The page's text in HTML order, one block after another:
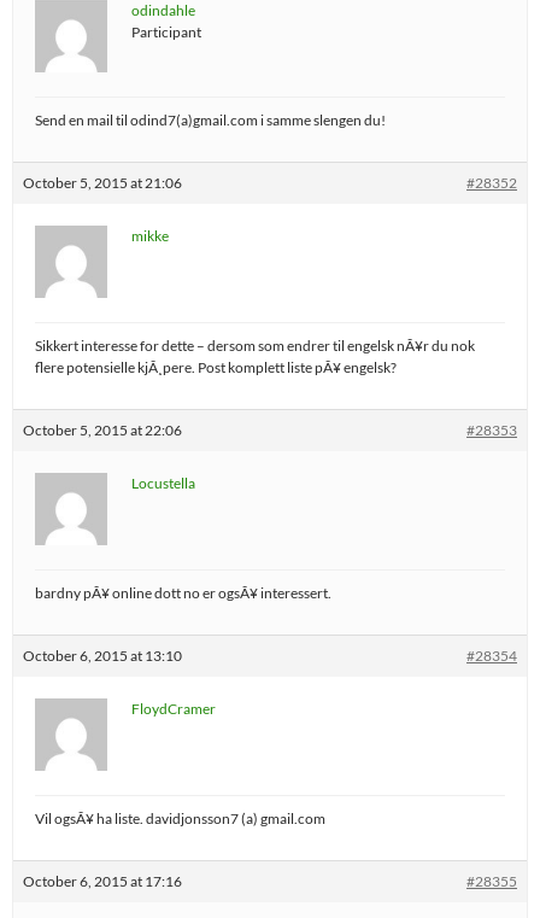
odindahle
Participant
Send en mail til odind7(a)gmail.com i samme slengen du!
October 5, 2015 at 21:06 #28352
mikke
Sikkert interesse for dette – dersom som endrer til engelsk nÃ¥r du nok
flere potensielle kjÃ¸pere. Post komplett liste pÃ¥ engelsk?
October 5, 2015 at 22:06 #28353
Locustella
bardny pÃ¥ online dott no er ogsÃ¥ interessert.
October 6, 2015 at 13:10 #28354
FloydCramer
Vil ogsÃ¥ ha liste. davidjonsson7 (a) gmail.com
October 6, 2015 at 17:16 #28355